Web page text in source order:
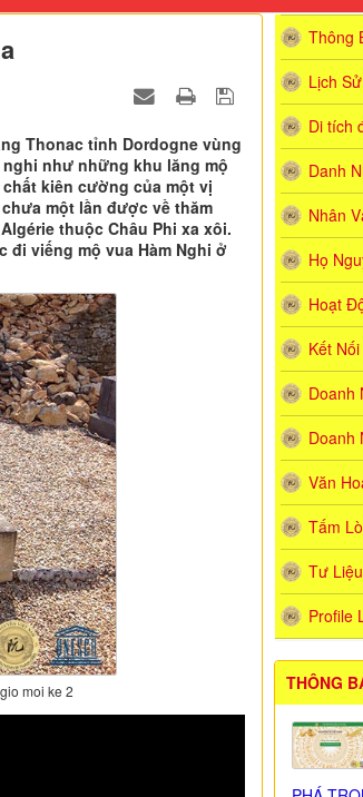
Thonac tỉnh Dordogne vùng
như những khu lăng mộ
kiên cường của một vị
một lần được về thăm
thuộc Châu Phi xa xôi.
đi viếng mộ vua Hàm Nghi ở
moi ke 2
Thông
Lịch Sử
Di tích
Danh
Nhân
Họ
Hoạt
Kết
Doanh
Doanh
Văn
Tấm
Tư
Profile
THÔNG